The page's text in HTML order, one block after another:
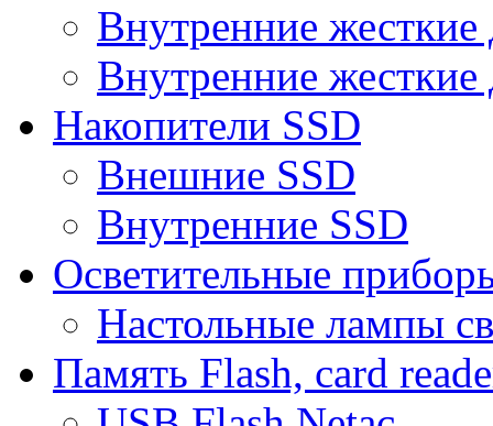
Внутренние
Внутренние
Накопители SSD
Внешние SSD
Внутренние SSD
Осветительные
Настольные лампы
Память Flash, card